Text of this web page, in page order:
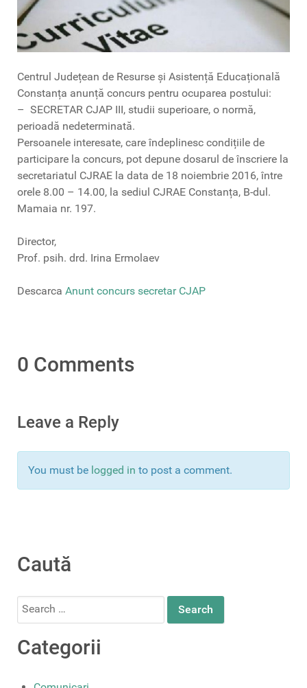
Centrul Județean de Resurse și Asistență Educațională
Constanța anunță concurs pentru ocuparea postului:
– SECRETAR CJAP III, studii superioare, o normă,
perioadă nedeterminată.
Persoanele interesate, care îndeplinesc condițiile de
participare la concurs, pot depune dosarul de înscriere la
secretariatul CJRAE la data de 18 noiembrie 2016, între
orele 8.00 – 14.00, la sediul CJRAE Constanța, B-dul.
Mamaia nr. 197.
Director,
Prof. psih. drd. Irina Ermolaev
Descarca Anunt concurs secretar CJAP
0 Comments
Leave a Reply
You must be logged in to post a comment.
Caută
Search
Categorii